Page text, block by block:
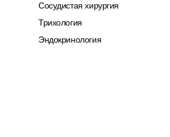
Сосудистая хирургия
Трихология
Эндокринология